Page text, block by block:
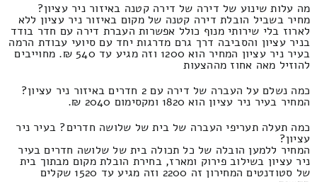
מה עלות שינוע של דירה של דירה קטנה באיזור ניר עציון?
מחיר בשביל הובלת דירה קטנה של מקום באיזור ניר עציון ללא
לארוז בלי שירותי מנוף כולל אפשרות העברת דירה עם חדר בודד
בניר עציון והסביבה דרך גרם מדרגות יחד עם סיועי עבודת הרמה
בעיר ניר עציון המחיר הוא 1200 וזה מגיע עד 540 ₪. מחוייבים
להוזיל מאה אחוז מההצעות
כמה נשלם על העברה של דירה עם 2 חדרים באיזור ניר עציון?
המחיר בעיר ניר עציון הוא 1820 ומקסימום 2040 ₪.
כמה תעלה תעריפי העברה של בית של שלושה חדרים? בעיר ניר
עציון?
המחיר ללמען הובלה של כל תכולה בית של שלושה חדרים בעיר
ניר עציון בשילוב פירוק ומארז, בחירת הובלת מקום מבתוך בית
של סטודנטים המחירון זה 2200 וזה מגיע עד 1520 שקלים